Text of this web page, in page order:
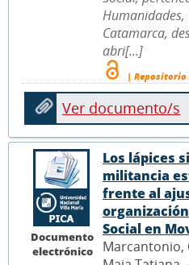
Catamarca,
abri[...]
| Repositorio
Ver documento/s
Documento
electrónico
Los lápices
militancia
frente al
Social en
Marcantonio,